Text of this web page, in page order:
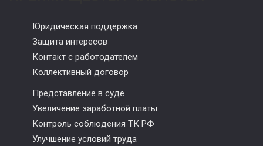
Юридическая поддержка
Защита интересов
Контакт с работодателем
Коллективный договор
Представление в суде
Увеличение заработной платы
Контроль соблюдения ТК РФ
Улучшение условий труда